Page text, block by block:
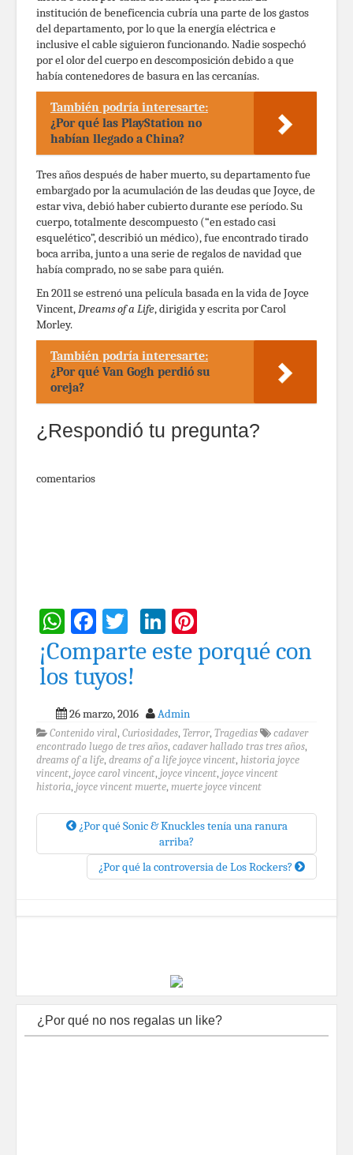
institución de beneficencia cubría una parte de los gastos
del departamento, por lo que la energía eléctrica e
inclusive el cable siguieron funcionando. Nadie sospechó
por el olor del cuerpo en descomposición debido a que
había contenedores de basura en las cercanías.
También podría interesarte:
¿Por qué las PlayStation no
habían llegado a China?
Tres años después de haber muerto, su departamento fue
embargado por la acumulación de las deudas que Joyce, de
estar viva, debió haber cubierto durante ese período. Su
cuerpo, totalmente descompuesto (“en estado casi
esquelético”, describió un médico), fue encontrado tirado
boca arriba, junto a una serie de regalos de navidad que
había comprado, no se sabe para quién.
En 2011 se estrenó una película basada en la vida de Joyce
Vincent,Dreams of a Life, dirigida y escrita por Carol
Morley.
También podría interesarte:
¿Por qué Van Gogh perdió su
oreja?
¿Respondió tu pregunta?
comentarios
WhatsApp
Facebook
TwitterLinkedIn
¡Comparte este porqué con
los tuyos!
26 marzo, 2016 Admin
Contenido viral, Curiosidades, Terror, Tragedias
cadaver
encontrado luego de tres años, cadaver hallado tras tres años,
dreams of a life, dreams of a life joyce vincent, historia joyce
vincent, joyce carol vincent, joyce vincent, joyce vincent
historia, joyce vincent muerte, muerte joyce vincent
¿Por qué Sonic & Knuckles tenía una ranura
arriba?
¿Por qué la controversia de Los Rockers?
¿Por qué no nos regalas un like?